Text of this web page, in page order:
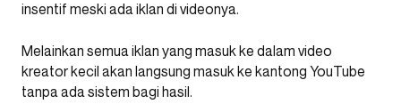
insentif meski ada iklan di videonya.
Melainkan semua iklan yang masuk ke dalam video
kreator kecil akan langsung masuk ke kantong YouTube
tanpa ada sistem bagi hasil.